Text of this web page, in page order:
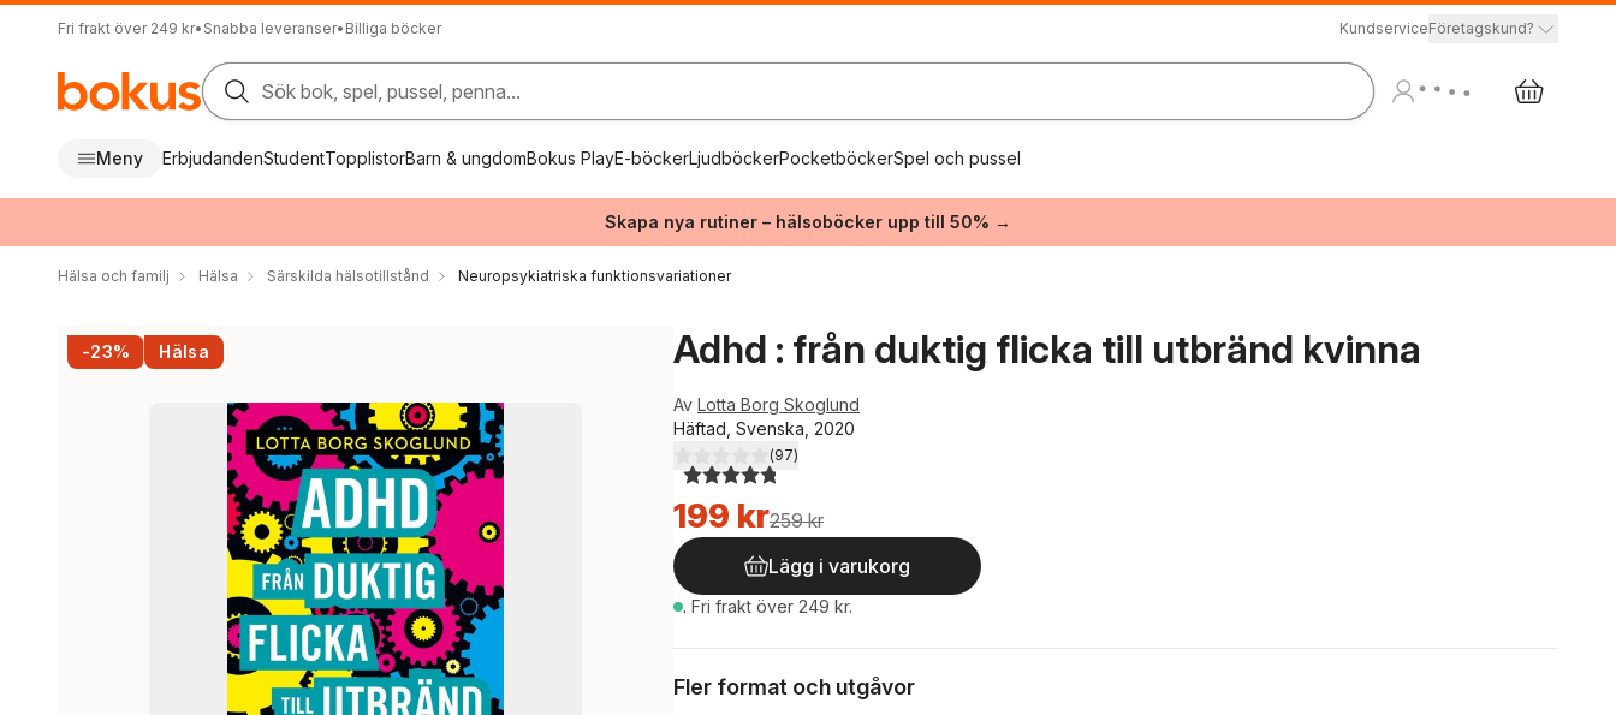
Fri frakt över 249 kr• Snabba leveranser• Billiga böcker KundserviceFöretagskund?
Sök bok, spel, pussel, penna...
Meny ErbjudandenStudentTopplistorBarn & ungdomBokus PlayE-böckerLjudböckerPocketböckerSpel och pussel
Skapa nya rutiner – hälsoböcker upp till 50% →
Hälsa och familj Hälsa Särskilda hälsotillstånd Neuropsykiatriska funktionsvariationer
-23% Hälsa Adhd : från duktig flicka till utbränd kvinna
Av Lotta Borg Skoglund
Häftad, Svenska, 2020
4,8utav 5 stjärnor. Totalt antal röster:
(97)
199 kr259 kr
Lägg i varukorg
. Fri frakt över 249 kr.
Fler format och utgåvor